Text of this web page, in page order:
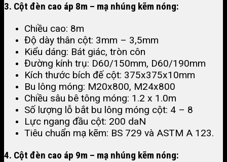
3. Cột đèn cao áp 8m – mạ nhúng kẽm nóng:
Chiều cao: 8m
Độ dày thân cột: 3mm – 3,5mm
Kiểu dáng: Bát giác, tròn côn
Đường kính trụ: D60/150mm, D60/190mm
Kích thước bích đế cột: 375x375x10mm
Bu lông móng: M20x800, M24x800
Chiều sâu bê tông móng: 1.2 x 1.0m
Số lượng lỗ bắt bu lông móng cột: 4 – 8
Lực ngang đầu cột: 200 daN
Tiêu chuẩn mạ kẽm: BS 729 và ASTM A 123​.
4. Cột đèn cao áp 9m – mạ nhúng kẽm nóng: